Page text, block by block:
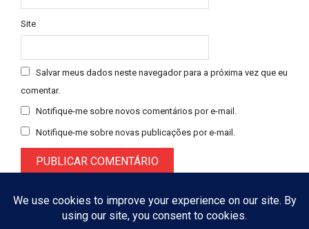
Site
Salvar meus dados neste navegador para a próxima vez que eu
comentar.
Notifique-me sobre novos comentários por e-mail.
Notifique-me sobre novas publicações por e-mail.